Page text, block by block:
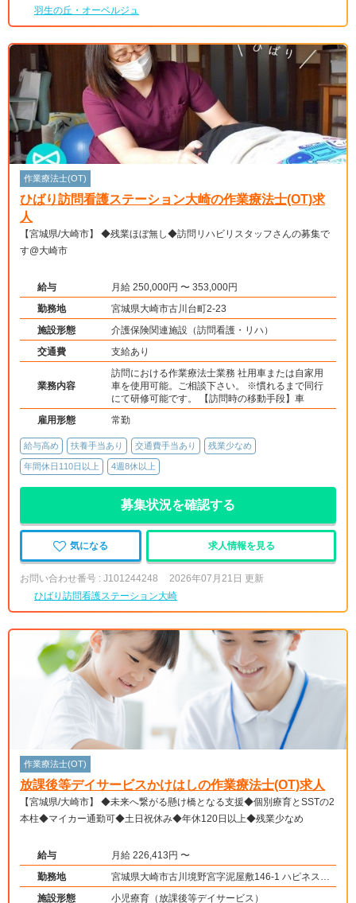
羽生の丘・オーベルジュ
作業療法士(OT)
ひばり訪問看護ステーション大崎の作業療法士(OT)求
人
【宮城県/大崎市】 ◆残業ほぼ無し◆訪問リハビリスタッフさんの募集で
す@大崎市
給与
月給 250,000円 〜 353,000円
勤務地
宮城県大崎市古川台町2-23
施設形態
介護保険関連施設（訪問看護・リハ）
交通費
支給あり
業務内容
訪問における作業療法士業務 社用車または自家用
車を使用可能。ご相談下さい。 ※慣れるまで同行
にて研修可能です。 【訪問時の移動手段】車
雇用形態
常勤
給与高め 扶養手当あり 交通費手当あり 残業少なめ
年間休日110日以上 4週8休以上
募集状況を確認する
気になる 求人情報を見る
お問い合わせ番号 : J101244248
2026年07月21日 更新
ひばり訪問看護ステーション大崎
作業療法士(OT)
放課後等デイサービスかけはしの作業療法士(OT)求人
【宮城県/大崎市】 ◆未来へ繋がる懸け橋となる支援◆個別療育とSSTの2
本柱◆マイカー通勤可◆土日祝休み◆年休120日以上◆残業少なめ
給与
月給 226,413円 〜
勤務地
宮城県大崎市古川境野宮字泥屋敷146-1 ハピネス別
館
施設形態 小児療育（放課後等デイサービス）